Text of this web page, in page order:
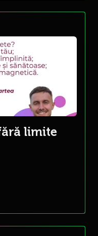
limite